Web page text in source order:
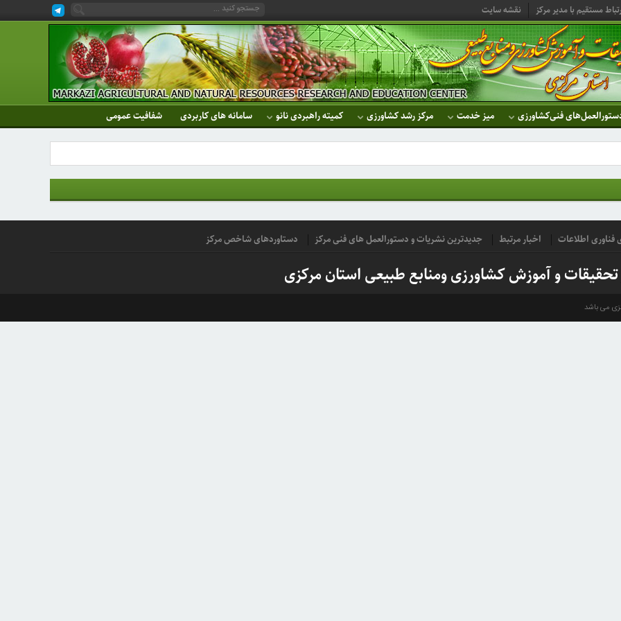
مستقیم با مدیر مرکز نقشه سایت
فنی‌کشاورزی میز خدمت مرکز رشد کشاورزی کمیته راهبردی نانو سامانه های کاربردی شفافیت عمومی
فناوری اطلاعات اخبار مرتبط جدیدترین نشریات و دستورالعمل های فنی مرکز دستاوردهای شاخص مرکز
تحقیقات و آموزش کشاورزی ومنابع طبیعی استان مرکزی
می باشد